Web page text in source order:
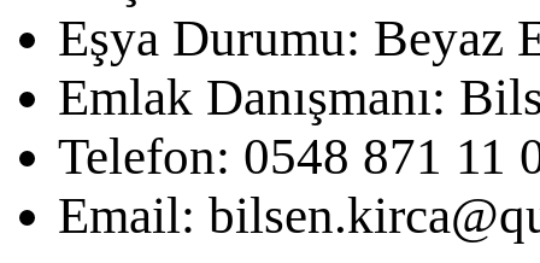
Eşya Durumu: Beyaz
Emlak Danışmanı:
Telefon: 0548 871 11
Email: